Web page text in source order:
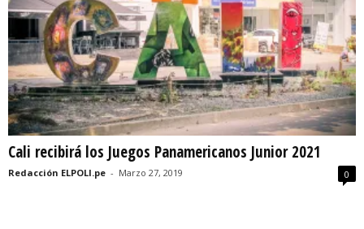
Cali recibirá los Juegos Panamericanos Junior 2021
Redacción ELPOLI.pe - Marzo 27, 2019 0